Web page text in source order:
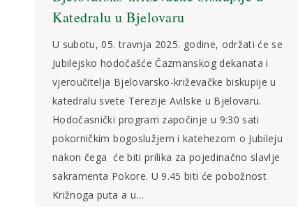
Katedralu u Bjelovaru
U subotu, 05. travnja 2025. godine, održati će se
Jubilejsko hodočašće Čazmanskog dekanata i
vjeroučitelja Bjelovarsko-križevačke biskupije u
katedralu svete Terezije Avilske u Bjelovaru.
Hodočasnički program započinje u 9:30 sati
pokorničkim bogoslužjem i katehezom o Jubileju
nakon čega će biti prilika za pojedinačno slavlje
sakramenta Pokore. U 9.45 biti će pobožnost
Križnoga puta a u…